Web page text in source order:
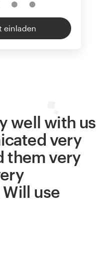
einladen
well with us
very
them very
use